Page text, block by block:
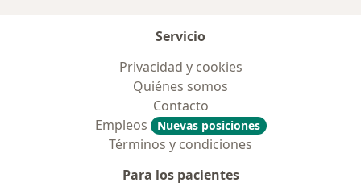
Servicio
Privacidad y cookies
Quiénes somos
Contacto
Empleos
Nuevas posiciones
Términos y condiciones
Para los pacientes